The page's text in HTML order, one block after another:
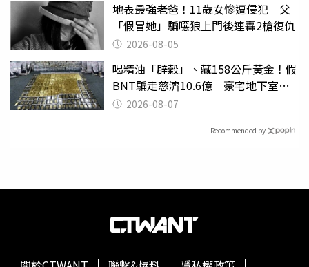
地表最強老爸！11歲女慘遭侵犯 父
「假冒她」騙噁狼上門後連轟2槍復仇
2026-08-05
喝精油「辟穀」、藏158公斤黃金！假
BNT騙走慈濟10.6億 豪宅地下室竟
挖出乾鮑金庫
2026-08-07
Recommended by